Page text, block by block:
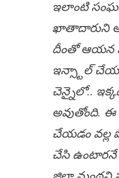
ఇలాంటి
ఖాతాదారుని
దీంతో ఆయన
ఇన్స్టాల్
చెన్నైలో..
అవుతోంది. ఈ
చేయడం వల్ల
చేసి ఉంటారనే